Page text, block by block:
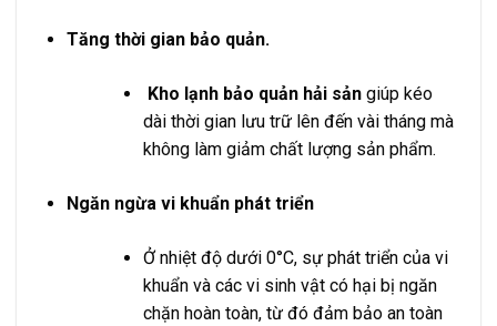
Tăng thời gian bảo quản.
Kho lạnh bảo quản hải sảngiúp kéo
dài thời gian lưu trữ lên đến vài tháng mà
không làm giảm chất lượng sản phẩm.
Ngăn ngừa vi khuẩn phát triển
Ở nhiệt độ dưới 0°C, sự phát triển của vi
khuẩn và các vi sinh vật có hại bị ngăn
chặn hoàn toàn, từ đó đảm bảo an toàn